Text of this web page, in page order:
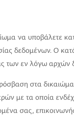
να υποβάλετε
δεδομένων. Ο
των εν λόγω αρχών
στα
με τα οποία
σας,